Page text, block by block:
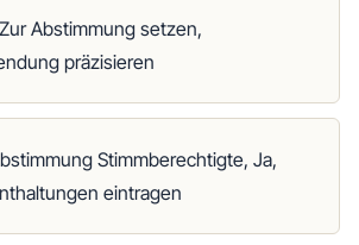
Abstimmung setzen,
präzisieren
Stimmberechtigte, Ja,
eintragen